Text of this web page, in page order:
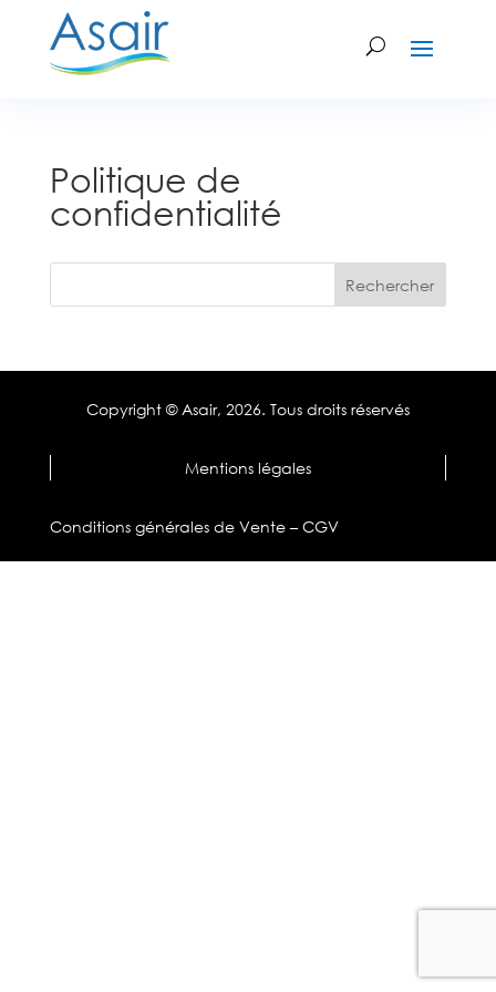
Politique de
confidentialité
Copyright © Asair, 2026. Tous droits réservés
Mentions légales
Conditions générales de Vente – CGV